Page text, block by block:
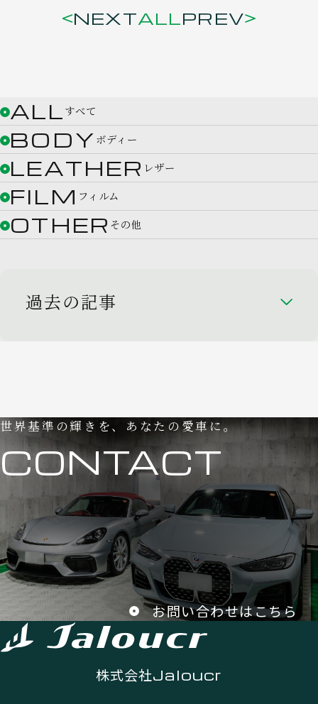
NEXTALLPREV
ALL すべて
BODY ボディー
LEATHER レザー
FILM フィルム
OTHER その他
過去の記事
世界基準の輝きを、あなたの愛車に。
CONTACT
お問い合わせはこちら
株式会社Jaloucr